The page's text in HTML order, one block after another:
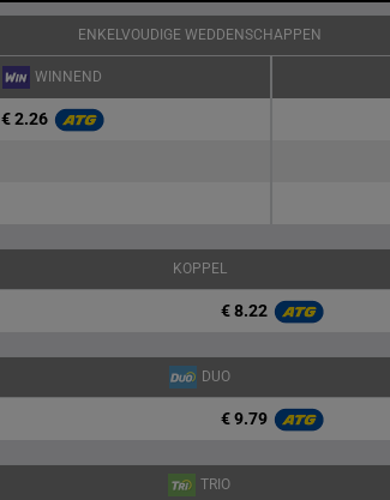
ENKELVOUDIGE WEDDENSCHAPPEN
WINNEND
€ 2.26
KOPPEL
€ 8.22
DUO
€ 9.79
TRIO